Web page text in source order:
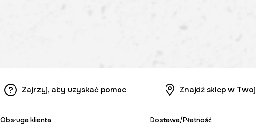
Zajrzyj, aby uzyskać pomoc Znajdź sklep w
Obsługa klienta Dostawa/Płatność